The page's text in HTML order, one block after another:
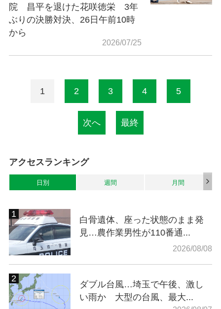
院 昌平を退けた花咲徳栄 3年
ぶりの決勝対決、26日午前10時
から
2026/07/25
1 2 3 4 5
次へ 最終
アクセスランキング
日別 週間 月間
白骨遺体、座った状態のまま発
見…農作業男性が110番通...
2026/08/08
ダブル台風…埼玉で午後、激し
い雨か 大型の台風、最大...